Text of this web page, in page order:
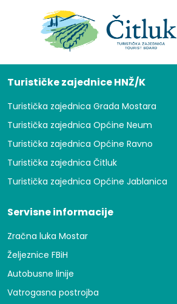
Turističke zajednice HNŽ/K
Turistička zajednica Grada Mostara
Turistička zajednica Općine Neum
Turistička zajednica Općine Ravno
Turistička zajednica Čitluk
Turistička zajednica Općine Jablanica
Servisne informacije
Zračna luka Mostar
Željeznice FBiH
Autobusne linije
Vatrogasna postrojba